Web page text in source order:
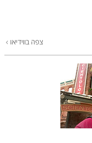
צפה בווידיאו